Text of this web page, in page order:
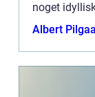
noget
græsse
Albert